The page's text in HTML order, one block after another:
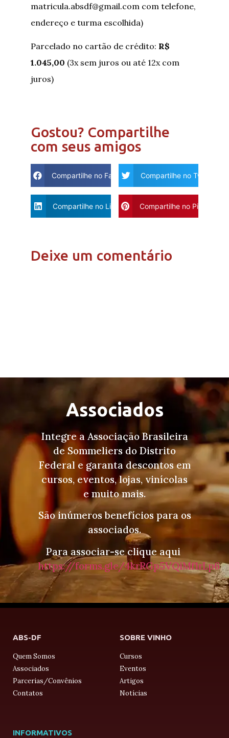
matricula.absdf@gmail.com com telefone,
endereço e turma escolhida)
Parcelado no cartão de crédito: R$
1.045,00 (3x sem juros ou até 12x com
juros)
Gostou? Compartilhe
com seus amigos
Compartilhe no Facebook Compartilhe no Twitter
Compartilhe no Linkdin Compartilhe no Pinterest
Deixe um comentário
Associados
Integre a Associação Brasileira
de Sommeliers do Distrito
Federal e garanta descontos em
cursos, eventos, lojas, vinícolas
e muito mais.
São inúmeros benefícios para os
associados.
Para associar-se clique aqui
https://forms.gle/4krRGp5VQiMf1rLp6
ABS-DF
Quem Somos
Associados
Parcerias/Convênios
Contatos
SOBRE VINHO
Cursos
Eventos
Artigos
Notícias
INFORMATIVOS